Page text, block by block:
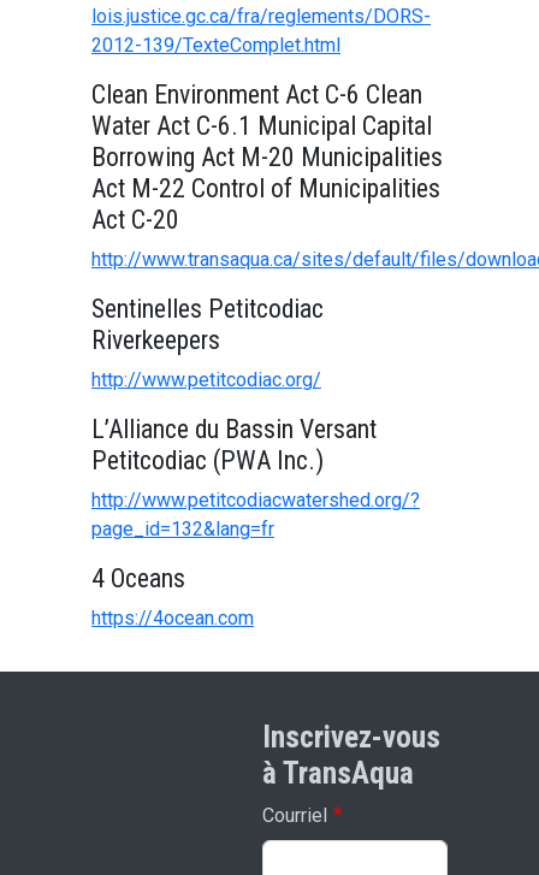
lois.justice.gc.ca/fra/reglements/DORS-
2012-139/TexteComplet.html
Clean Environment Act C-6 Clean
Water Act C-6.1 Municipal Capital
Borrowing Act M-20 Municipalities
Act M-22 Control of Municipalities
Act C-20
http://www.transaqua.ca/sites/default/files/
Sentinelles Petitcodiac
Riverkeepers
http://www.petitcodiac.org/
L’Alliance du Bassin Versant
Petitcodiac (PWA Inc.)
http://www.petitcodiacwatershed.org/?
page_id=132&lang=fr
4 Oceans
https://4ocean.com
Inscrivez-vous
à TransAqua
Courriel